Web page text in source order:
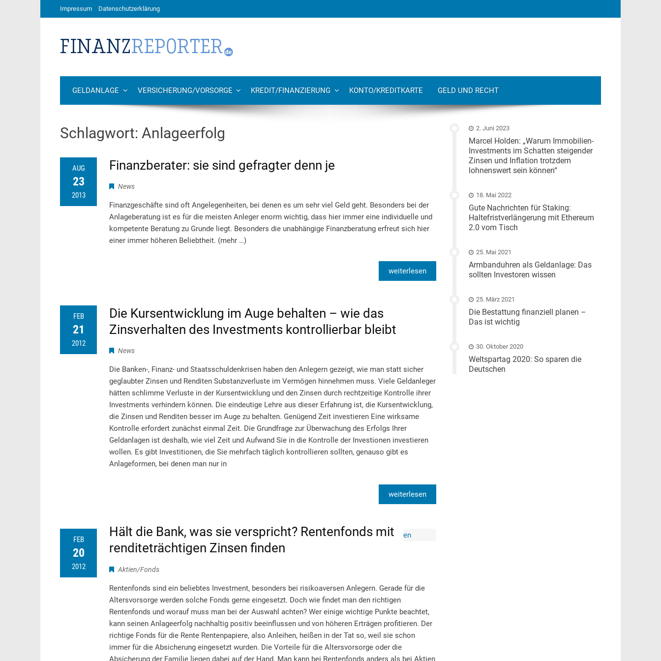
Impressum Datenschutzerklärung
GELDANLAGE VERSICHERUNG/VORSORGE KREDIT/FINANZIERUNG KONTO/KREDITKARTE GELD UND RECHT
Schlagwort: Anlageerfolg
AUG
23
2013
Finanzberater: sie sind gefragter denn je
News
Finanzgeschäfte sind oft Angelegenheiten, bei denen es um sehr viel Geld geht. Besonders bei der
Anlageberatung ist es für die meisten Anleger enorm wichtig, dass hier immer eine individuelle und
kompetente Beratung zu Grunde liegt. Besonders die unabhängige Finanzberatung erfreut sich hier
einer immer höheren Beliebtheit. (mehr …)
weiterlesen
FEB
21
2012
Die Kursentwicklung im Auge behalten – wie das
Zinsverhalten des Investments kontrollierbar bleibt
News
Die Banken-, Finanz- und Staatsschuldenkrisen haben den Anlegern gezeigt, wie man statt sicher
geglaubter Zinsen und Renditen Substanzverluste im Vermögen hinnehmen muss. Viele Geldanleger
hätten schlimme Verluste in der Kursentwicklung und den Zinsen durch rechtzeitige Kontrolle ihrer
Investments verhindern können. Die eindeutige Lehre aus dieser Erfahrung ist, die Kursentwicklung,
die Zinsen und Renditen besser im Auge zu behalten. Genügend Zeit investieren Eine wirksame
Kontrolle erfordert zunächst einmal Zeit. Die Grundfrage zur Überwachung des Erfolgs Ihrer
Geldanlagen ist deshalb, wie viel Zeit und Aufwand Sie in die Kontrolle der Investionen investieren
wollen. Es gibt Investitionen, die Sie mehrfach täglich kontrollieren sollten, genauso gibt es
Anlageformen, bei denen man nur in
weiterlesen
FEB
20
2012
Hält die Bank, was sie verspricht? Rentenfonds mit
renditeträchtigen Zinsen finden
Aktien/Fonds
Rentenfonds sind ein beliebtes Investment, besonders bei risikoaversen Anlegern. Gerade für die
Altersvorsorge werden solche Fonds gerne eingesetzt. Doch wie findet man den richtigen
Rentenfonds und worauf muss man bei der Auswahl achten? Wer einige wichtige Punkte beachtet,
kann seinen Anlageerfolg nachhaltig positiv beeinflussen und von höheren Erträgen profitieren. Der
richtige Fonds für die Rente Rentenpapiere, also Anleihen, heißen in der Tat so, weil sie schon
immer für die Absicherung eingesetzt wurden. Die Vorteile für die Altersvorsorge oder die
Absicherung der Familie liegen dabei auf der Hand. Man kann bei Rentenfonds anders als bei Aktien
2. Juni 2023
Marcel Holden: „Warum Immobilien-
Investments im Schatten steigender
Zinsen und Inflation trotzdem
lohnenswert sein können“
18. Mai 2022
Gute Nachrichten für Staking:
Haltefristverlängerung mit Ethereum
2.0 vom Tisch
25. Mai 2021
Armbanduhren als Geldanlage: Das
sollten Investoren wissen
25. März 2021
Die Bestattung finanziell planen –
Das ist wichtig
30. Oktober 2020
Weltspartag 2020: So sparen die
Deutschen